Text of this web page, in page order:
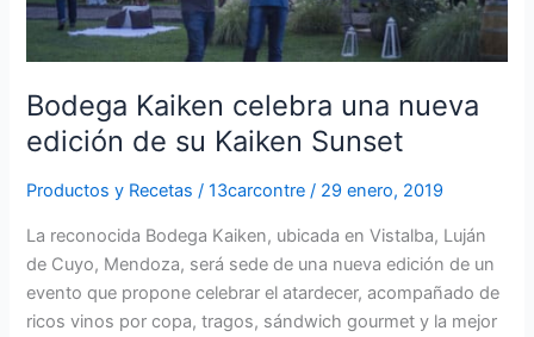
Bodega Kaiken celebra una nueva
edición de su Kaiken Sunset
Productos y Recetas /13carcontre/ 29 enero, 2019
La reconocida Bodega Kaiken, ubicada en Vistalba, Luján
de Cuyo, Mendoza, será sede de una nueva edición de un
evento que propone celebrar el atardecer, acompañado de
ricos vinos por copa, tragos, sándwich gourmet y la mejor
Sunset